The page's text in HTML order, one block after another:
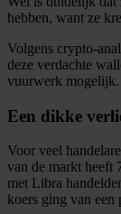
hebben, want ze
Volgens crypto-
deze verdachte
vuurwerk mogelijk.
Een dikke
Voor veel
van de markt heeft
met Libra
koers ging van een